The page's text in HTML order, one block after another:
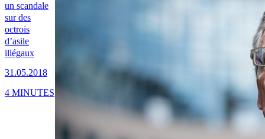
un scandale
sur des
octrois
d’asile
illégaux
31.05.2018
4 MINUTES